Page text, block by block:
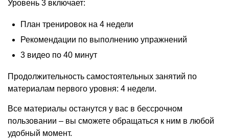
Уровень 3 включает:
План тренировок на 4 недели
Рекомендации по выполнению упражнений
3 видео по 40 минут
Продолжительность самостоятельных занятий по
материалам первого уровня: 4 недели.
Все материалы останутся у вас в бессрочном
пользовании – вы сможете обращаться к ним в любой
удобный момент.